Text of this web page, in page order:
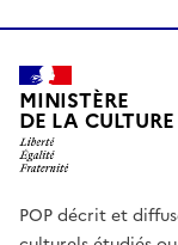
MINISTÈRE
DE LA CULTURE
POP décrit et